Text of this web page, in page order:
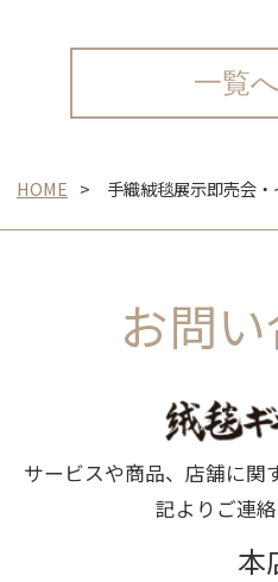
一覧
HOME 手織絨毯展示即売会
お問
サービスや商品、店舗に関
記よりご連絡
本